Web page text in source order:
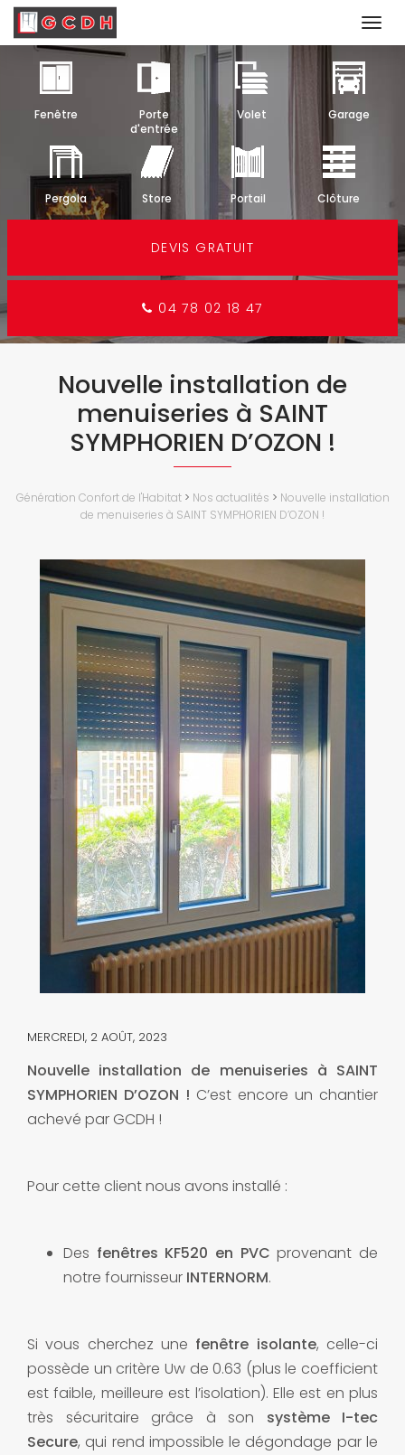
contenu
Fenêtre
Porte
d'entrée
Volet Garage
Pergola Store Portail Clôture
DEVIS GRATUIT
04 78 02 18 47
Nouvelle installation de
menuiseries à SAINT
SYMPHORIEN D’OZON !
Génération Confort de l'Habitat> Nos actualités > Nouvelle installation
de menuiseries à SAINT SYMPHORIEN D’OZON !
MERCREDI, 2 AOÛT, 2023
Nouvelle installation de menuiseries à SAINT
SYMPHORIEN D’OZON ! C’est encore un chantier
achevé par GCDH !
Pour cette client nous avons installé :
Des fenêtres KF520 en PVC provenant de
notre fournisseur INTERNORM.
Si vous cherchez une fenêtre isolante, celle-ci
possède un critère Uw de 0.63 (plus le coefficient
est faible, meilleure est l’isolation). Elle est en plus
très sécuritaire grâce à son système I-tec
Secure, qui rend impossible le dégondage par le